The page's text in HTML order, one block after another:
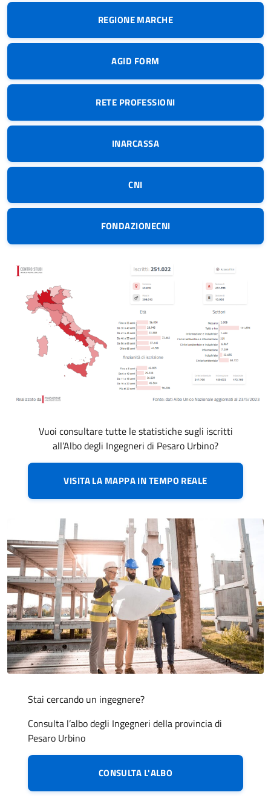
REGIONE MARCHE
AGID FORM
RETE PROFESSIONI
INARCASSA
CNI
FONDAZIONECNI
Vuoi consultare tutte le statistiche sugli iscritti
all’Albo degli Ingegneri di Pesaro Urbino?
VISITA LA MAPPA IN TEMPO REALE
Stai cercando un ingegnere?
Consulta l’albo degli Ingegneri della provincia di
Pesaro Urbino
CONSULTA L'ALBO